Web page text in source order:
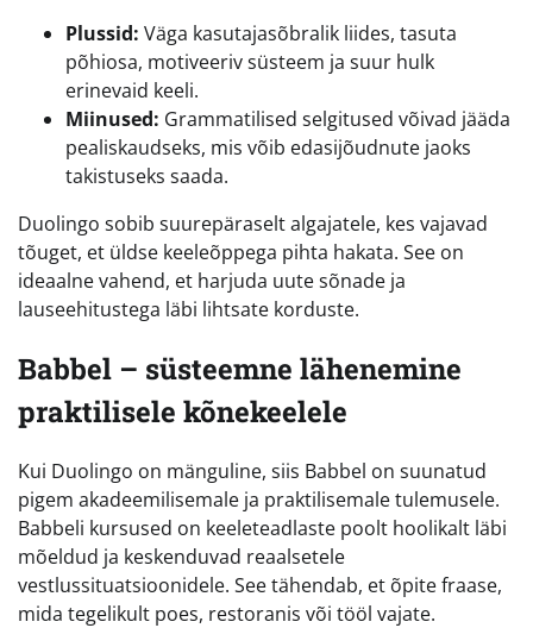
Plussid: Väga kasutajasõbralik liides, tasuta
põhiosa, motiveeriv süsteem ja suur hulk
erinevaid keeli.
Miinused: Grammatilised selgitused võivad jääda
pealiskaudseks, mis võib edasijõudnute jaoks
takistuseks saada.
Duolingo sobib suurepäraselt algajatele, kes vajavad
tõuget, et üldse keeleõppega pihta hakata. See on
ideaalne vahend, et harjuda uute sõnade ja
lauseehitustega läbi lihtsate korduste.
Babbel – süsteemne lähenemine
praktilisele kõnekeelele
Kui Duolingo on mänguline, siis Babbel on suunatud
pigem akadeemilisemale ja praktilisemale tulemusele.
Babbeli kursused on keeleteadlaste poolt hoolikalt läbi
mõeldud ja keskenduvad reaalsetele
vestlussituatsioonidele. See tähendab, et õpite fraase,
mida tegelikult poes, restoranis või tööl vajate.